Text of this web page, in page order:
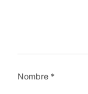
Nombre *